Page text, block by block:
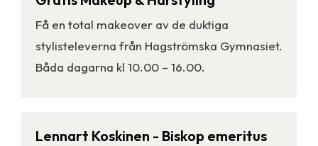
Få en total makeover av de duktiga
stylisteleverna från Hagströmska Gymnasiet.
Båda dagarna kl 10.00 – 16.00.
Lennart Koskinen - Biskop emeritus